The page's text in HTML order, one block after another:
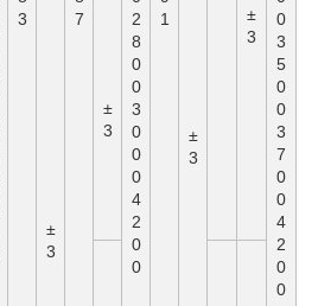
3
7
2
8
0
0
3
0
0
0
4
2
0
0
1
0
3
5
0
0
3
7
0
0
4
2
0
0
±
3
±
3
±
3
±
3